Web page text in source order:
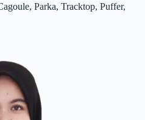
Parka, Tracktop, Puffer,